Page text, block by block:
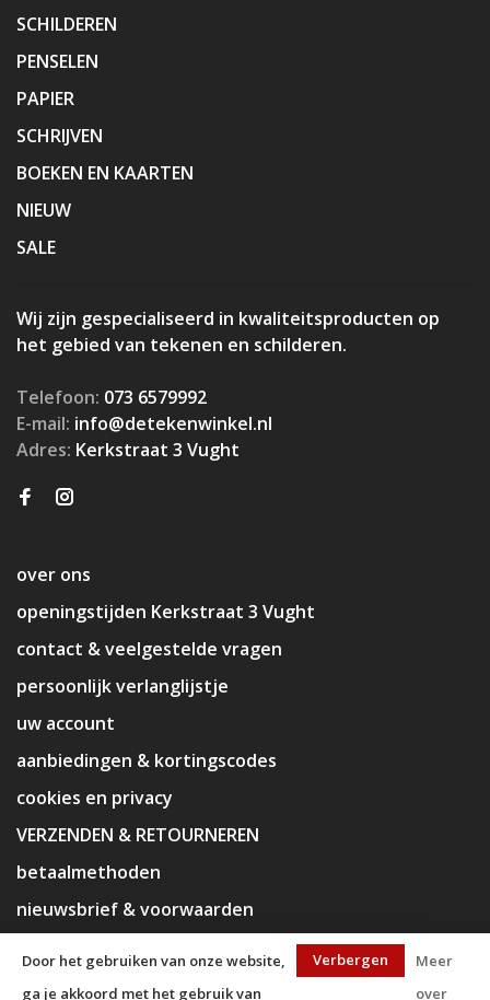
SCHILDEREN
PENSELEN
PAPIER
SCHRIJVEN
BOEKEN EN KAARTEN
NIEUW
SALE
Wij zijn gespecialiseerd in kwaliteitsproducten op
het gebied van tekenen en schilderen.
Telefoon: 073 6579992
E-mail: info@detekenwinkel.nl
Adres: Kerkstraat 3 Vught
over ons
openingstijden Kerkstraat 3 Vught
contact & veelgestelde vragen
persoonlijk verlanglijstje
uw account
aanbiedingen & kortingscodes
cookies en privacy
VERZENDEN & RETOURNEREN
betaalmethoden
nieuwsbrief & voorwaarden
Door het gebruiken van onze website,
ga je akkoord met het gebruik van
Verbergen
Meer
over